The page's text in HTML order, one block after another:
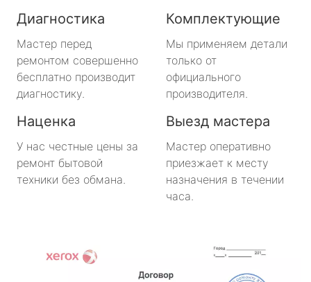
Диагностика
Мастер перед
ремонтом совершенно
бесплатно производит
диагностику.
Комплектующие
Мы применяем детали
только от
официального
производителя.
Наценка
У нас честные цены за
ремонт бытовой
техники без обмана.
Выезд мастера
Мастер оперативно
приезжает к месту
назначения в течении
часа.